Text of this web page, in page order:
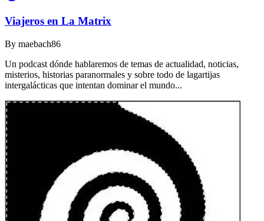
Viajeros en La Matrix
By maebach86
Un podcast dónde hablaremos de temas de actualidad, noticias,
misterios, historias paranormales y sobre todo de lagartijas
intergalácticas que intentan dominar el mundo...